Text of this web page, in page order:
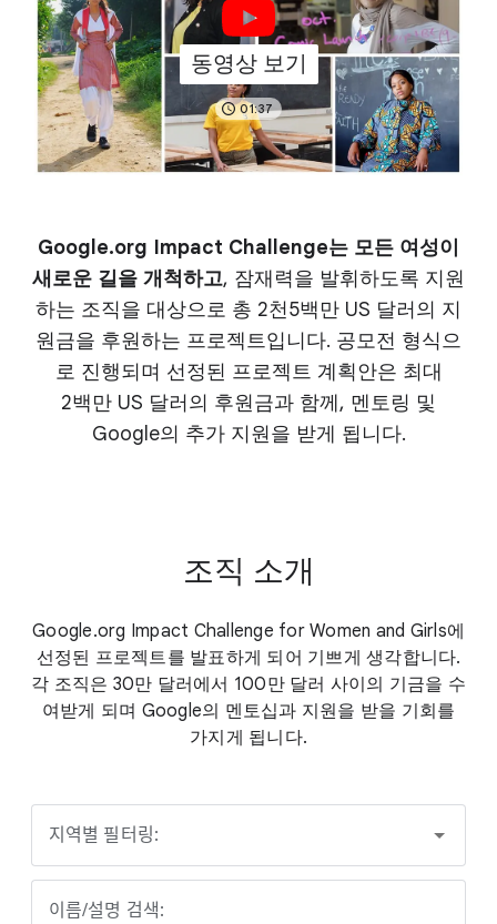
동영상 보기
01:37
Google.org Impact Challenge는 모든 여성이
새로운 길을 개척하고, 잠재력을 발휘하도록 지원
하는 조직을 대상으로 총 2천5백만 US 달러의 지
원금을 후원하는 프로젝트입니다. 공모전 형식으
로 진행되며 선정된 프로젝트 계획안은 최대
2백만 US 달러의 후원금과 함께, 멘토링 및
Google의 추가 지원을 받게 됩니다.
조직 소개
Google.org Impact Challenge for Women and Girls에
선정된 프로젝트를 발표하게 되어 기쁘게 생각합니다.
각 조직은 30만 달러에서 100만 달러 사이의 기금을 수
여받게 되며 Google의 멘토십과 지원을 받을 기회를
가지게 됩니다.
지역별 필터링:
이름/설명 검색: